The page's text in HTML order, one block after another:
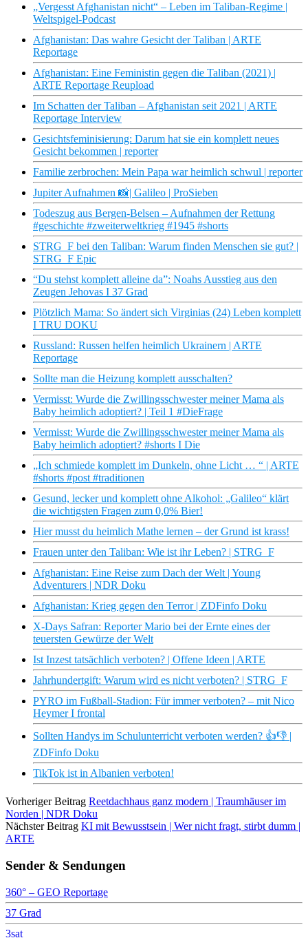
„Vergesst Afghanistan nicht“ – Leben im Taliban-Regime |
Weltspigel-Podcast
Afghanistan: Das wahre Gesicht der Taliban | ARTE
Reportage
Afghanistan: Eine Feministin gegen die Taliban (2021) |
ARTE Reportage Reupload
Im Schatten der Taliban – Afghanistan seit 2021 | ARTE
Reportage Interview
Gesichtsfeminisierung: Darum hat sie ein komplett neues
Gesicht bekommen | reporter
Familie zerbrochen: Mein Papa war heimlich schwul | reporter
Jupiter Aufnahmen 📸| Galileo | ProSieben
Todeszug aus Bergen-Belsen – Aufnahmen der Rettung
#geschichte #zweiterweltkrieg #1945 #shorts
STRG_F bei den Taliban: Warum finden Menschen sie gut? |
STRG_F Epic
“Du stehst komplett alleine da”: Noahs Ausstieg aus den
Zeugen Jehovas I 37 Grad
Plötzlich Mama: So ändert sich Virginias (24) Leben komplett
I TRU DOKU
Russland: Russen helfen heimlich Ukrainern | ARTE
Reportage
Sollte man die Heizung komplett ausschalten?
Vermisst: Wurde die Zwillingsschwester meiner Mama als
Baby heimlich adoptiert? | Teil 1 #DieFrage
Vermisst: Wurde die Zwillingsschwester meiner Mama als
Baby heimlich adoptiert? #shorts I Die
„Ich schmiede komplett im Dunkeln, ohne Licht … “ | ARTE
#shorts #post #traditionen
Gesund, lecker und komplett ohne Alkohol: „Galileo“ klärt
die wichtigsten Fragen zum 0,0% Bier!
Hier musst du heimlich Mathe lernen – der Grund ist krass!
Frauen unter den Taliban: Wie ist ihr Leben? | STRG_F
Afghanistan: Eine Reise zum Dach der Welt | Young
Adventurers | NDR Doku
Afghanistan: Krieg gegen den Terror | ZDFinfo Doku
X-Days Safran: Reporter Mario bei der Ernte eines der
teuersten Gewürze der Welt
Ist Inzest tatsächlich verboten? | Offene Ideen | ARTE
Jahrhundertgift: Warum wird es nicht verboten? | STRG_F
PYRO im Fußball-Stadion: Für immer verboten? – mit Nico
Heymer I frontal
Sollten Handys im Schulunterricht verboten werden? 👍👎 |
ZDFinfo Doku
TikTok ist in Albanien verboten!
Vorheriger Beitrag Reetdachhaus ganz modern | Traumhäuser im
Norden | NDR Doku
Nächster Beitrag KI mit Bewusstsein | Wer nicht fragt, stirbt dumm |
ARTE
Sender & Sendungen
360° – GEO Reportage
37 Grad
3sat